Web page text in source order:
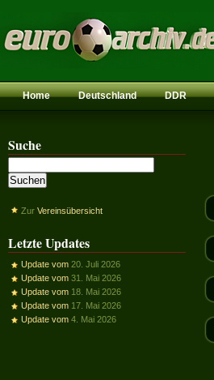
Home Deutschland DDR
Suche
Zur Vereinsübersicht
Letzte Updates
Update vom 20. Juli 2026
Update vom 31. Mai 2026
Update vom 18. Mai 2026
Update vom 17. Mai 2026
Update vom 4. Mai 2026